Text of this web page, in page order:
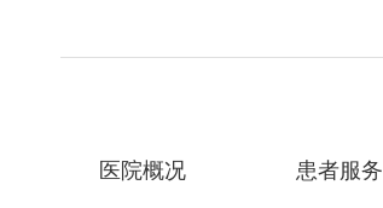
医院概况 患者服务